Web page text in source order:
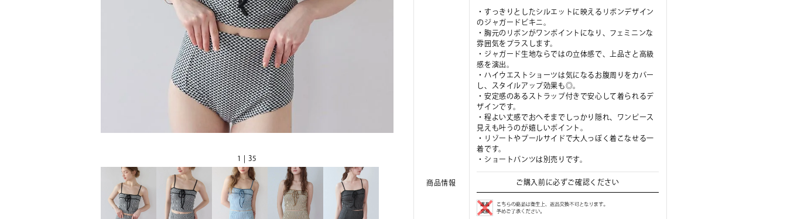
1 | 35
商品情報
・すっきりとしたシルエットに映えるリボンデザイン
のジャガードビキニ。
・胸元のリボンがワンポイントになり、フェミニンな
雰囲気をプラスします。
・ジャガード生地ならではの立体感で、上品さと高級
感を演出。
・ハイウエストショーツは気になるお腹周りをカバー
し、スタイルアップ効果も◎。
・安定感のあるストラップ付きで安心して着られるデ
ザインです。
・程よい丈感でおへそまでしっかり隠れ、ワンピース
見えも叶うのが嬉しいポイント。
・リゾートやプールサイドで大人っぽく着こなせる一
着です。
・ショートパンツは別売りです。
ご購入前に必ずご確認ください